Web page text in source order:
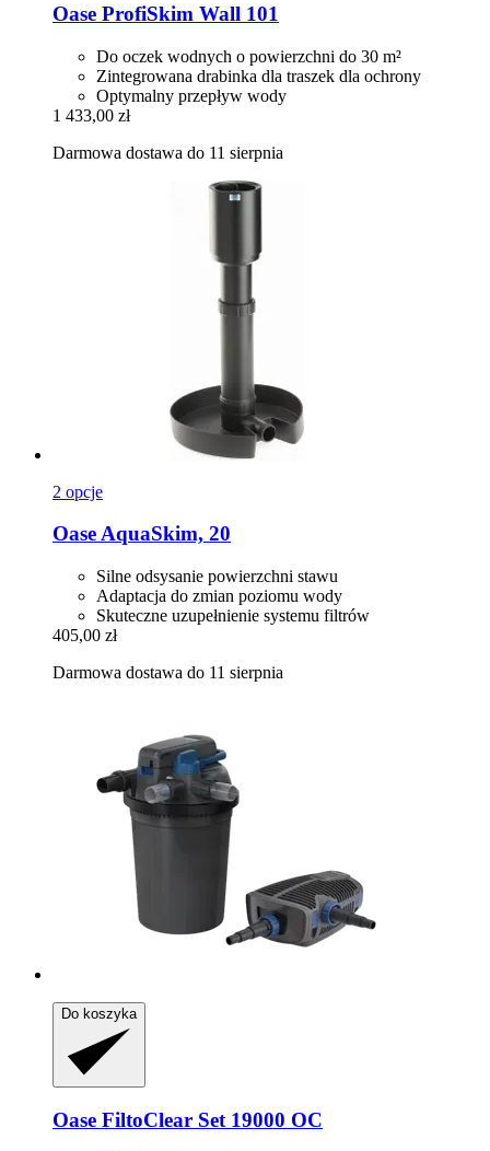
Oase ProfiSkim Wall 101
Do oczek wodnych o powierzchni do 30 m²
Zintegrowana drabinka dla traszek dla ochrony
Optymalny przepływ wody
1 433,00 zł
Darmowa dostawa do 11 sierpnia
2 opcje
OaseAquaSkim, 20
Silne odsysanie powierzchni stawu
Adaptacja do zmian poziomu wody
Skuteczne uzupełnienie systemu filtrów
405,00 zł
Darmowa dostawa do 11 sierpnia
Do koszyka
Oase FiltoClear Set 19000 OC